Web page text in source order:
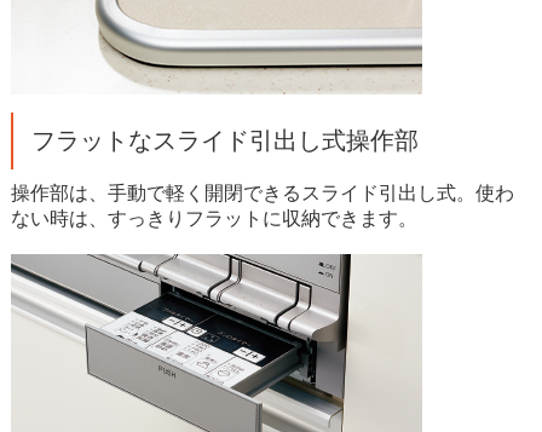
フラットなスライド引出し式操作部
操作部は、手動で軽く開閉できるスライド引出し式。使わ
ない時は、すっきりフラットに収納できます。